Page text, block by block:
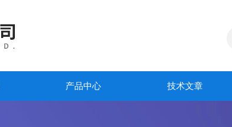
产品中心 技术文章